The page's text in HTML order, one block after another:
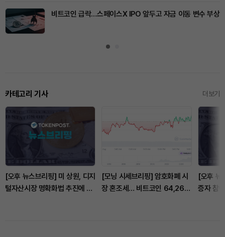
비트코인 급락…스페이스X IPO 앞두고 자금 이동 변수 부상
카테고리 기사 더보기
[오후 뉴스브리핑] 미 상원, 디지
털자산시장 명확화법 추진에 난
[모닝 시세브리핑] 암호화폐 시
장 혼조세… 비트코인 64,261
[오후 뉴
증자 참